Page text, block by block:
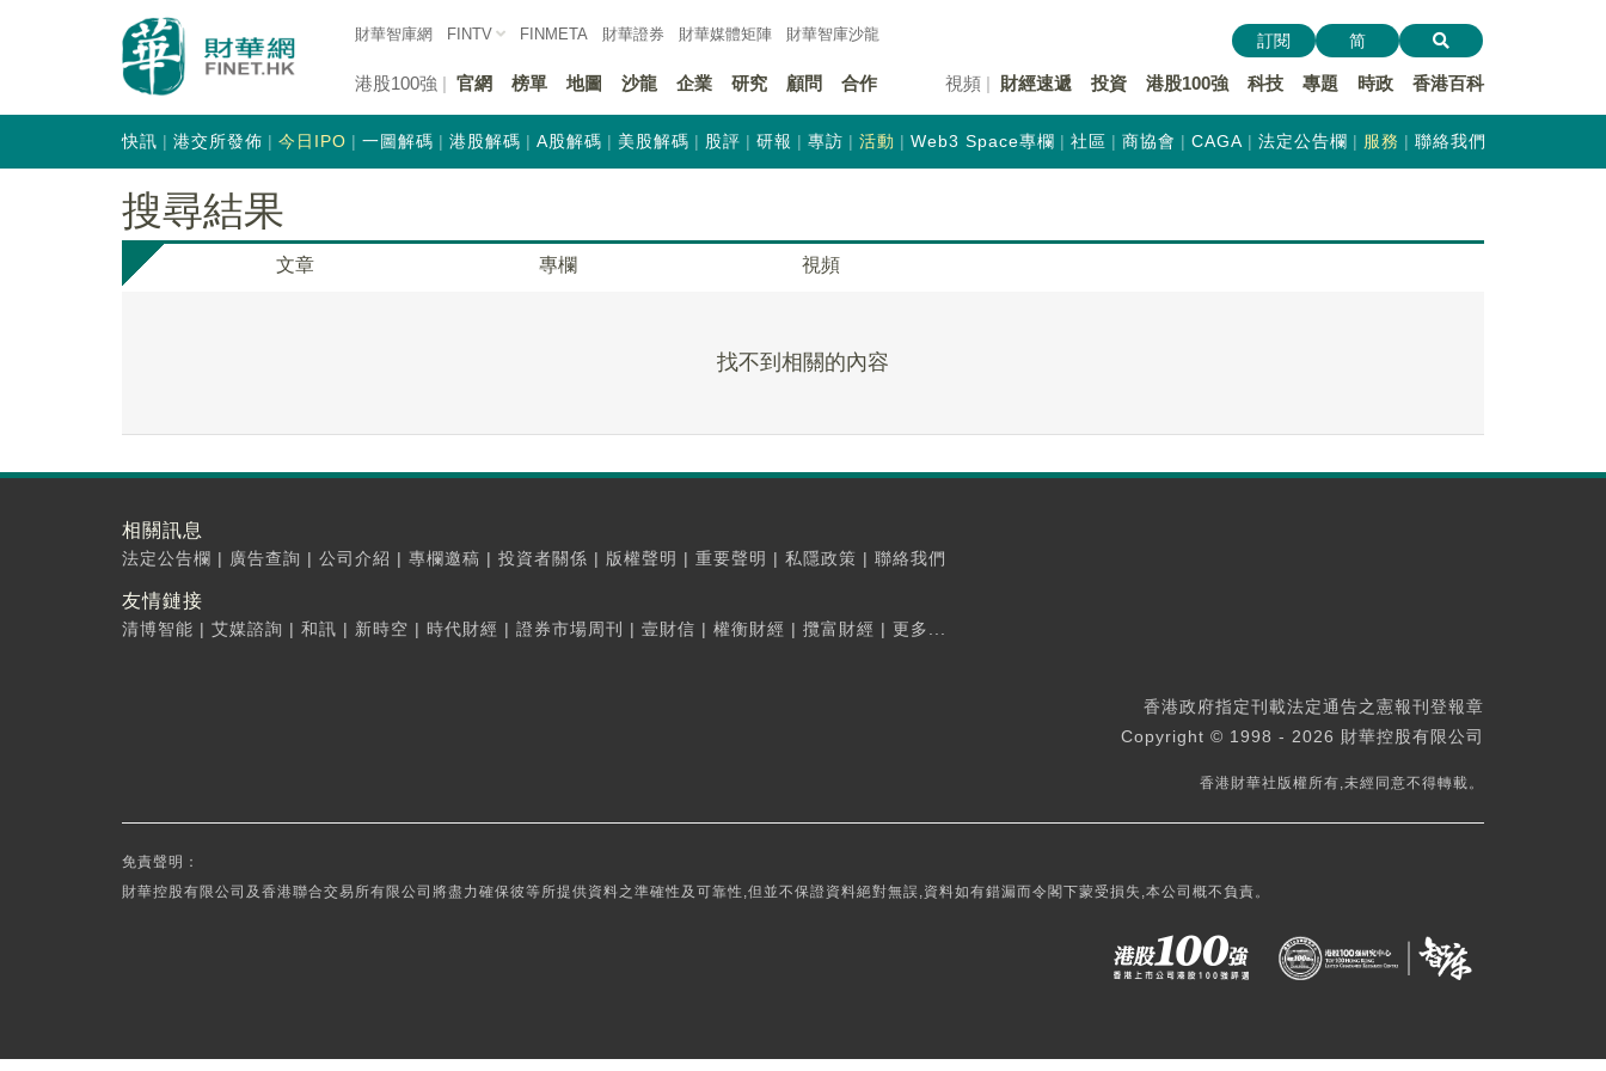
財華智庫網 FINTV FINMETA 財華證券 財華媒體矩陣 財華智庫沙龍
港股100強 官網 榜單 地圖 沙龍 企業 研究 顧問 合作 視頻 財經速遞 投資 港股100強 科技 專題 時政 香港百科
訂閱 简
快訊 港交所發佈 今日IPO 一圖解碼 港股解碼 A股解碼 美股解碼 股評 研報 專訪 活動 Web3 Space專欄 社區 商協會 CAGA 法定公告欄 服務 聯絡我們
搜尋結果
文章 專欄 視頻
找不到相關的內容
相關訊息
法定公告欄 | 廣告查詢 | 公司介紹 | 專欄邀稿 | 投資者關係 | 版權聲明 | 重要聲明 | 私隱政策 | 聯絡我們
友情鏈接
清博智能 | 艾媒諮詢 | 和訊 | 新時空 | 時代財經 | 證券市場周刊 | 壹財信 | 權衡財經 | 攬富財經 | 更多...
香港政府指定刊載法定通告之憲報刊登報章
Copyright © 1998 - 2026 財華控股有限公司
香港財華社版權所有,未經同意不得轉載。
免責聲明：
財華控股有限公司及香港聯合交易所有限公司將盡力確保彼等所提供資料之準確性及可靠性,但並不保證資料絕對無誤,資料如有錯漏而令閣下蒙受損失,本公司概不負責。